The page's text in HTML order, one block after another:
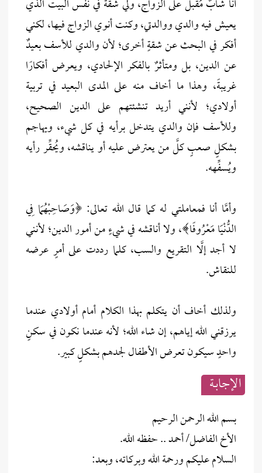
أنا شابٌ مُقبلٌ على الزواج، ولي شقةٌ في نفس البيت الذي
يعيش فيه والدي ووالدتي، وكنت أنوي الزواج فيها، لكني
أفكر في البحث عن شقةٍ أخرى؛ لأن والدي للأسف بعيدٌ
عن الدين، بل ومتأثرٌ بالفكر الإلحادي، ويعرض أفكارًا
غريبةً، وهذا ما أخاف منه على المدى البعيد في تربية
أولادي؛ لأنني أريد تنشئتهم على الدين الصحيح،
وللأسف فإن والدي يتدخل برأيه في كل شيء، ويهاجم
بشكلٍ صعبٍ كلَّ من يعترض عليه أو يناقشه، ويُحقِّر رأيه
ويُسفِّهه.
وأمَّا أنا فمعاملتي له كما قال الله تعالى: ﴿وَصَاحِبْهُمَا فِي
الدُّنْيَا مَعْرُوفًا﴾، ولا أناقشه في شيءٍ من أمور الدين؛ لأنني
لا أجد إلَّا التقريع والسب، كلما رددت على أمرٍ عرضه
للنقاش.
ولذلك أخاف أن يتكلم بهذا الكلام أمام أولادي عندما
يرزقني الله إياهم، إن شاء الله؛ لأنه عندما نكون في سكنٍ
واحدٍ سيكون تعرض الأطفال لجدهم بشكلٍ كبير.
الإجابــة
بسم الله الرحمن الرحيم
الأخ الفاضل/ أحمد .. حفظه الله.
السلام عليكم ورحمة الله وبركاته، وبعد: